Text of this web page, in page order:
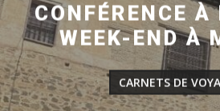
CONFÉRENCE À
WEEK-END À
CARNETS DE